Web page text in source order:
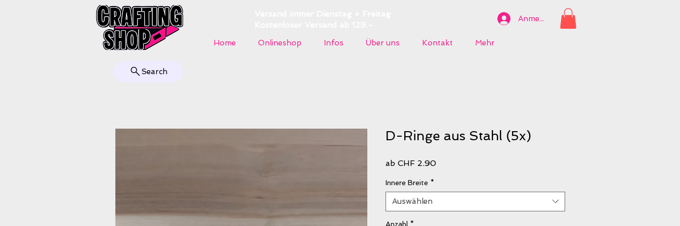
Anmelden
Home Onlineshop Infos Über uns Kontakt Mehr
D-Ringe aus Stahl (5x)
ab CHF 2.90Sale-
Innere Breite *
Auswählen
Anzahl *
Search